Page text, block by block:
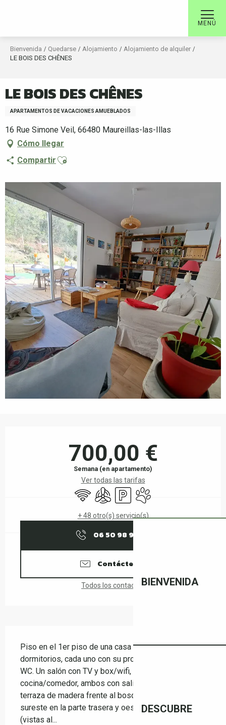
MENÚ
BIENVENIDA
DESCUBRE
Bienvenida Quedarse Alojamiento
Alojamiento de alquiler
LE BOIS DES CHÊNES
LE BOIS DES CHÊNES
APARTAMENTOS DE VACACIONES AMUEBLADOS
16 Rue Simone Veil, 66480 Maureillas-las-Illas
Cómo llegar
Compartir Ajouter aux favoris
700,00 €
Semana (en apartamento)
Ver todas las tarifas
Wifi Aire Acondicionado
AparcamientoSe aceptan animales
+ 48 otro(s) servicio(s)
06 50 98 95
Contáctenos
Todos los contactos
Piso en el 1er piso de una casa nueva, 2
dormitorios, cada uno con su propio cuarto de baño y
WC. Un salón con TV y box/wifi, y una gran
cocina/comedor, ambos con salida a una bonita
terraza de madera frente al bosque. Orientación
sureste en la parte trasera y oeste en la delantera
(vistas al...